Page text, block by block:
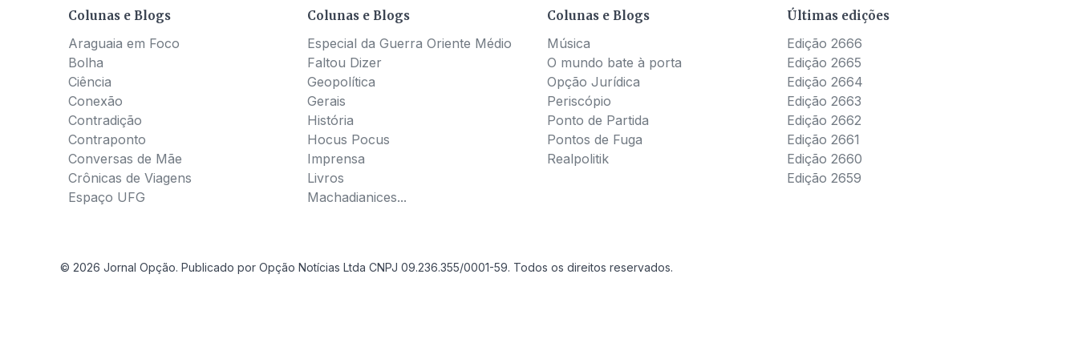
Colunas e Blogs
Araguaia em Foco
Bolha
Ciência
Conexão
Contradição
Contraponto
Conversas de Mãe
Crônicas de Viagens
Espaço UFG
Colunas e Blogs
Especial da Guerra Oriente Médio
Faltou Dizer
Geopolítica
Gerais
História
Hocus Pocus
Imprensa
Livros
Machadianices...
Colunas e Blogs
Música
O mundo bate à porta
Opção Jurídica
Periscópio
Ponto de Partida
Pontos de Fuga
Realpolitik
Últimas edições
Edição 2666
Edição 2665
Edição 2664
Edição 2663
Edição 2662
Edição 2661
Edição 2660
Edição 2659
© 2026 Jornal Opção. Publicado por Opção Notícias Ltda CNPJ 09.236.355/0001-59. Todos os direitos reservados.